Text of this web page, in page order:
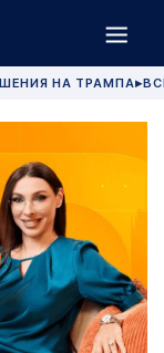
НА ТРАМПА▶